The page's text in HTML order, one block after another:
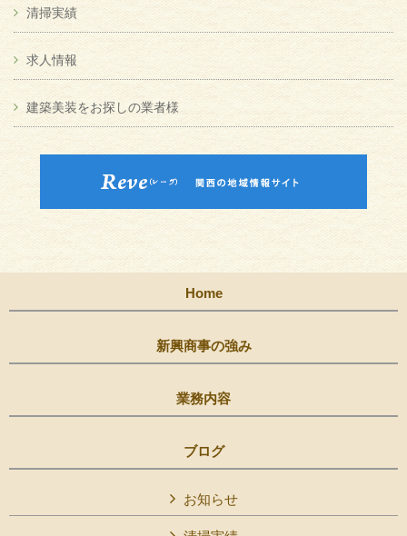
清掃実績
求人情報
建築美装をお探しの業者様
Home
新興商事の強み
業務内容
ブログ
お知らせ